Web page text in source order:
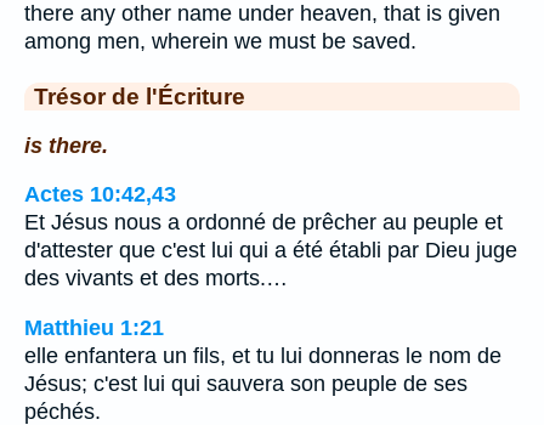
there any other name under heaven, that is given
among men, wherein we must be saved.
Trésor de l'Écriture
is there.
Actes 10:42,43
Et Jésus nous a ordonné de prêcher au peuple et
d'attester que c'est lui qui a été établi par Dieu juge
des vivants et des morts.…
Matthieu 1:21
elle enfantera un fils, et tu lui donneras le nom de
Jésus; c'est lui qui sauvera son peuple de ses
péchés.